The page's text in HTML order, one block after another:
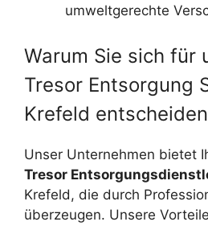
umweltgerechte
Warum Sie sich für
Tresor Entsorgung
Krefeld
Unser Unternehmen bietet
Tresor
Krefeld, die durch
überzeugen. Unsere